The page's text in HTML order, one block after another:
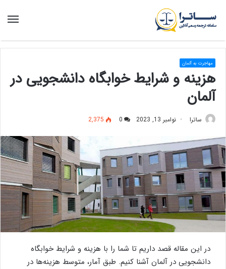
منو
مهاجرت به آلمان
هزینه و شرایط خوابگاه دانشجویی در
آلمان
ساترا نوامبر 13, 2023 0
2,375
در این مقاله قصد داریم تا شما را با هزینه و شرایط خوابگاه
دانشجویی در آلمان آشنا کنیم. طبق آمار، متوسط هزینه‌ها در